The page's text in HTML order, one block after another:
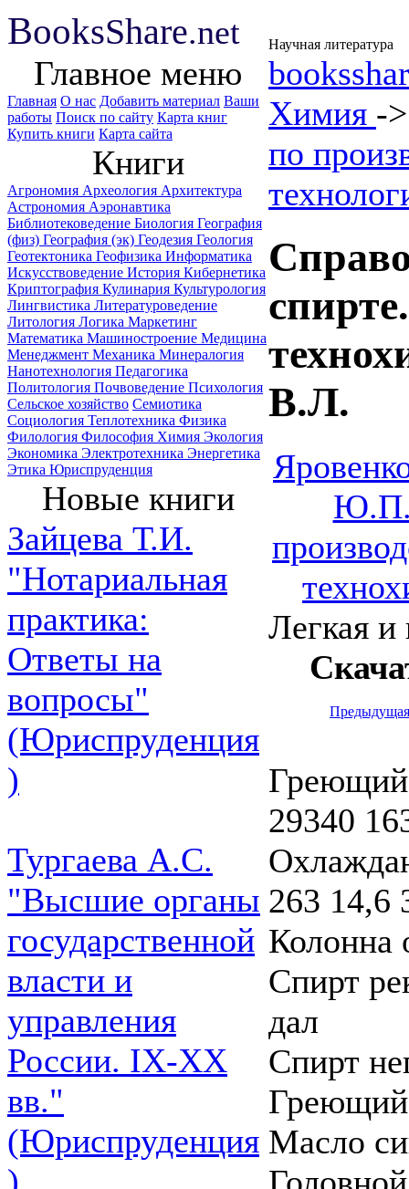
BooksShare.net Научная литература
Главное меню
Главная О нас Добавить материал Ваши
работы Поиск по сайту Карта книг
Купить книги Карта сайта
Книги
Агрономия Археология Архитектура
Астрономия Аэронавтика
Библиотековедение Биология География
(физ) География (эк) Геодезия Геология
Геотектоника Геофизика Информатика
Искусствоведение История Кибернетика
Криптография Кулинария Культурология
Лингвистика Литературоведение
Литология Логика Маркетинг
Математика Машиностроение Медицина
Менеджмент Механика Минералогия
Нанотехнология Педагогика
Политология Почвоведение Психология
Сельское хозяйство Семиотика
Социология Теплотехника Физика
Филология Философия Химия Экология
Экономика Электротехника Энергетика
Этика Юриспруденция
Новые книги
Зайцева Т.И.
"Нотариальная
практика:
Ответы на
вопросы"
(Юриспруденция
)
Тургаева А.С.
"Высшие органы
государственной
власти и
управления
России. IХ-ХХ
вв."
(Юриспруденция
)
Химия -
по
В.Л.
Легкая
Предыдущая
Греющий
29340
263 14,6
Колонна
Спирт
дал
Спирт
Масло